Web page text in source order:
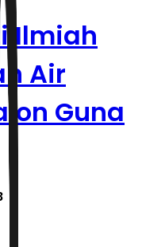
Ilmiah
Air
Guna